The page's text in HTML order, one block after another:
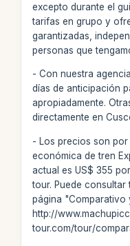
excepto durante el
tarifas en grupo y
garantizadas,
personas que
- Con nuestra
días de anticipación
apropiadamente.
directamente en
- Los precios son
económica de tren
actual es US$ 355
tour. Puede
página "Comparativo
http://
tour.com/tour/